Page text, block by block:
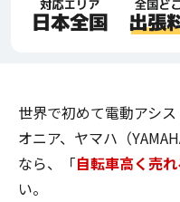
世界で初めて電動アシ
オニア、ヤマハ（
なら、「自転車高く売
い。